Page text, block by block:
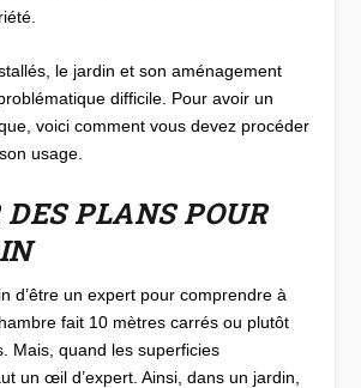
le jardin et son aménagement
difficile. Pour avoir un
voici comment vous devez procéder
usage.
PLANS POUR
d’être un expert pour comprendre à
fait 10 mètres carrés ou plutôt
Mais, quand les superficies
un œil d’expert. Ainsi, dans un jardin,